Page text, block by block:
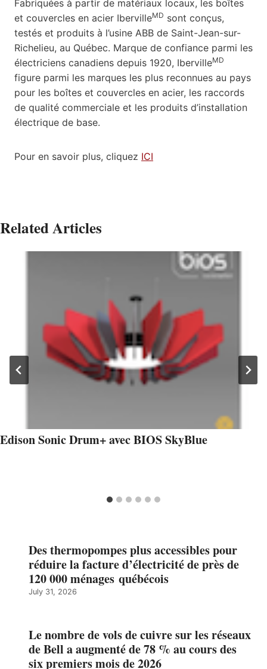
Fabriquées à partir de matériaux locaux, les boîtes
et couvercles en acier IbervilleMD sont conçus,
testés et produits à l’usine ABB de Saint-Jean-sur-
Richelieu, au Québec. Marque de confiance parmi les
électriciens canadiens depuis 1920, IbervilleMD
figure parmi les marques les plus reconnues au pays
pour les boîtes et couvercles en acier, les raccords
de qualité commerciale et les produits d’installation
électrique de base.
Pour en savoir plus, cliquez ICI
Related Articles
Edison Sonic Drum+ avec BIOS SkyBlue
Des thermopompes plus accessibles pour
réduire la facture d’électricité de près de
120 000 ménages québécois
July 31, 2026
Le nombre de vols de cuivre sur les réseaux
de Bell a augmenté de 78 % au cours des
six premiers mois de 2026